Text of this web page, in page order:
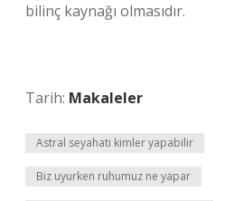
bilinç kaynağı olmasıdır.
Tarih: Makaleler
Astral seyahati kimler yapabilir
Biz uyurken ruhumuz ne yapar